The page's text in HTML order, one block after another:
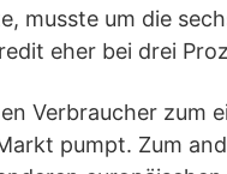
musste um die
eher bei drei
Verbraucher zum
pumpt. Zum